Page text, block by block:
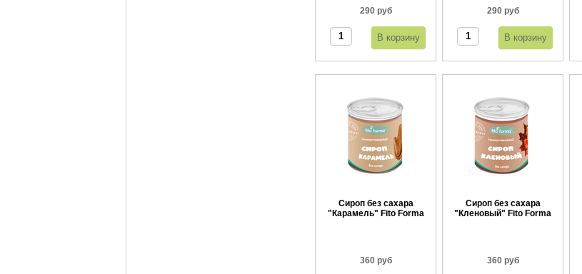
290 руб 290 руб
Сироп без сахара
"Карамель" Fito Forma
360 руб
Сироп без сахара
"Кленовый" Fito Forma
360 руб